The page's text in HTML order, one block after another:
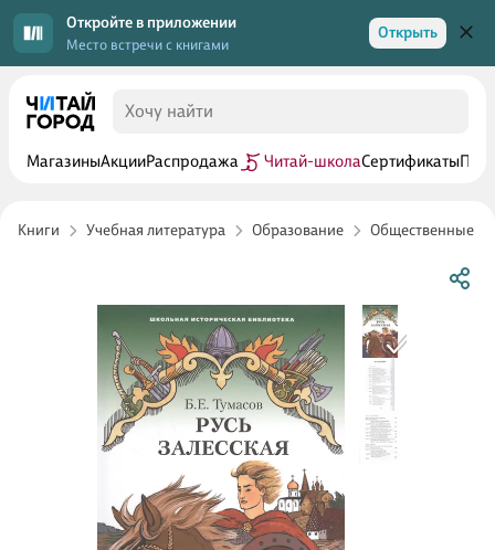
Откройте в приложении
Место встречи с книгами
Открыть
МагазиныАкцииРаспродажа Читай-школаСертификаты
Книги Учебная литература Образование Общественные